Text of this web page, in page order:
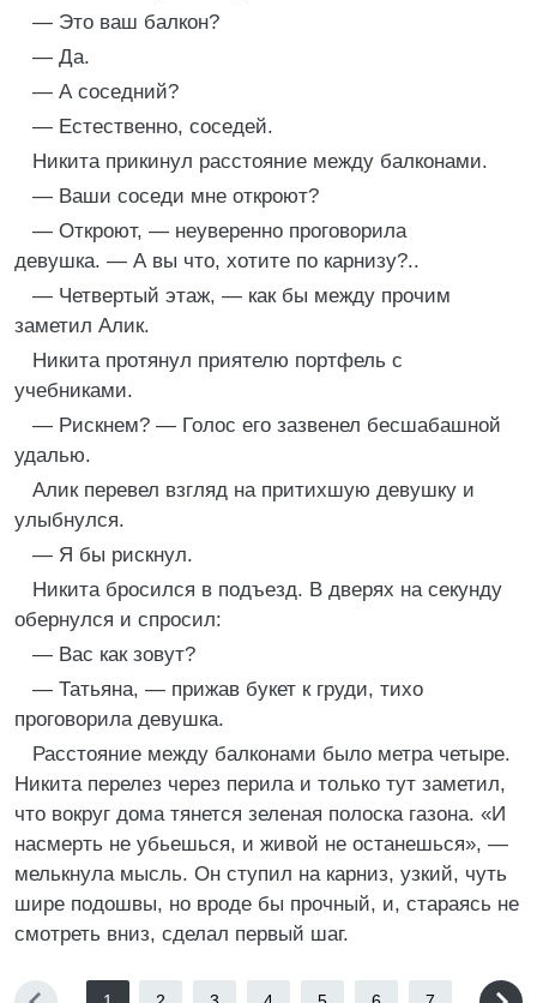
— Это ваш балкон?
— Да.
— А соседний?
— Естественно, соседей.
Никита прикинул расстояние между балконами.
— Ваши соседи мне откроют?
— Откроют, — неуверенно проговорила
девушка. — А вы что, хотите по карнизу?..
— Четвертый этаж, — как бы между прочим
заметил Алик.
Никита протянул приятелю портфель с
учебниками.
— Рискнем? — Голос его зазвенел бесшабашной
удалью.
Алик перевел взгляд на притихшую девушку и
улыбнулся.
— Я бы рискнул.
Никита бросился в подъезд. В дверях на секунду
обернулся и спросил:
— Вас как зовут?
— Татьяна, — прижав букет к груди, тихо
проговорила девушка.
Расстояние между балконами было метра четыре.
Никита перелез через перила и только тут заметил,
что вокруг дома тянется зеленая полоска газона. «И
насмерть не убьешься, и живой не останешься», —
мелькнула мысль. Он ступил на карниз, узкий, чуть
шире подошвы, но вроде бы прочный, и, стараясь не
смотреть вниз, сделал первый шаг.